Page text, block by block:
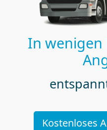
In
Kostenloses